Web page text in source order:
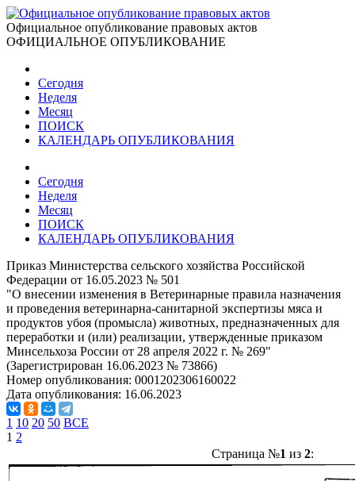
Официальное опубликование правовых актов
ОФИЦИАЛЬНОЕ ОПУБЛИКОВАНИЕ
Сегодня
Неделя
Месяц
ПОИСК
КАЛЕНДАРЬ ОПУБЛИКОВАНИЯ
Сегодня
Неделя
Месяц
ПОИСК
КАЛЕНДАРЬ ОПУБЛИКОВАНИЯ
Приказ Министерства сельского хозяйства Российской
Федерации от 16.05.2023 № 501
"О внесении изменения в Ветеринарные правила назначения
и проведения ветеринарна-санитарной экспертизы мяса и
продуктов убоя (промысла) животных, предназначенных для
переработки и (или) реализации, утвержденные приказом
Минсельхоза России от 28 апреля 2022 г. № 269"
(Зарегистрирован 16.06.2023 № 73866)
Номер опубликования: 0001202306160022
Дата опубликования: 16.06.2023
1 10 20 50 ВСЕ
1 2
Страница №1 из 2: